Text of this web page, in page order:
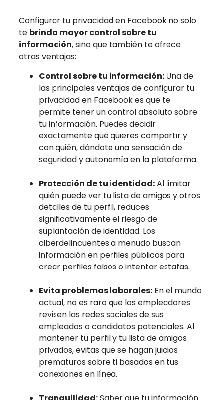
Configurar tu privacidad en Facebook no solo
te brinda mayor control sobre tu
información, sino que también te ofrece
otras ventajas:
Control sobre tu información: Una de
las principales ventajas de configurar tu
privacidad en Facebook es que te
permite tener un control absoluto sobre
tu información. Puedes decidir
exactamente qué quieres compartir y
con quién, dándote una sensación de
seguridad y autonomía en la plataforma.
Protección de tu identidad:Al limitar
quién puede ver tu lista de amigos y otros
detalles de tu perfil, reduces
significativamente el riesgo de
suplantación de identidad. Los
ciberdelincuentes a menudo buscan
información en perfiles públicos para
crear perfiles falsos o intentar estafas.
Evita problemas laborales: En el mundo
actual, no es raro que los empleadores
revisen las redes sociales de sus
empleados o candidatos potenciales. Al
mantener tu perfil y tu lista de amigos
privados, evitas que se hagan juicios
prematuros sobre ti basados en tus
conexiones en línea.
Tranquilidad:Saber que tu información